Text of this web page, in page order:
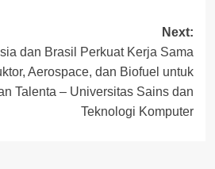
Next:
dan Brasil Perkuat Kerja Sama
Aerospace, dan Biofuel untuk
Talenta – Universitas Sains dan
Teknologi Komputer